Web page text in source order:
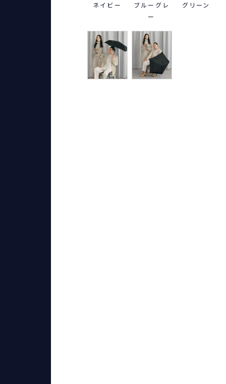
ネイビー
ブルーグレ
ー
グリーン